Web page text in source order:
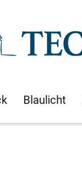
Blaulicht